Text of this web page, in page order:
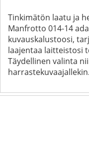
Tinkimätön laatu ja
Manfrotto 014-14
kuvauskalustoosi,
laajentaa laitteistosi
Täydellinen valinta
harrastekuvaajallekin.